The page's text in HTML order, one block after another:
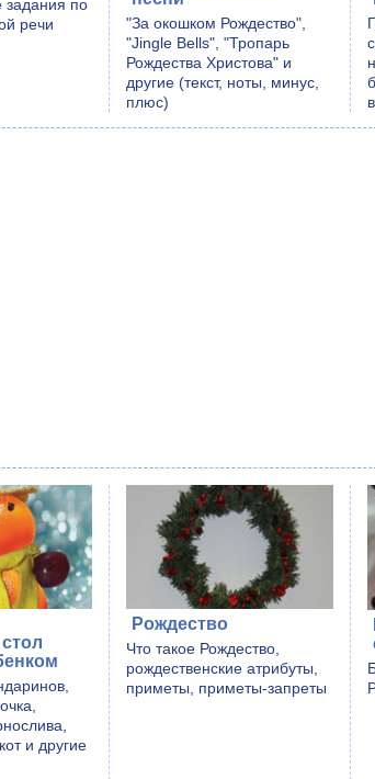
задания по
речи
"За окошком Рождество",
"Jingle Bells", "Тропарь
Рождества Христова" и
другие (текст, ноты, минус,
плюс)
и другие
Рождество
Что такое Рождество,
рождественские атрибуты,
приметы, приметы-запреты